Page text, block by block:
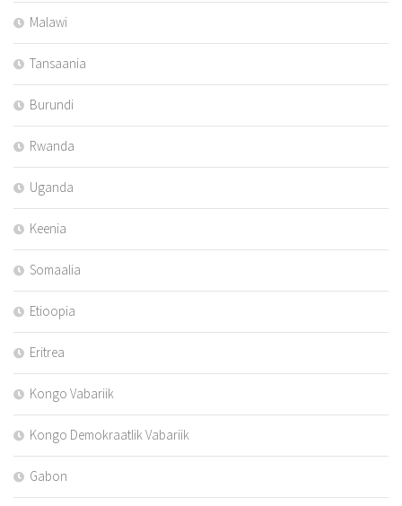
Malawi
Tansaania
Burundi
Rwanda
Uganda
Keenia
Somaalia
Etioopia
Eritrea
Kongo Vabariik
Kongo Demokraatlik Vabariik
Gabon